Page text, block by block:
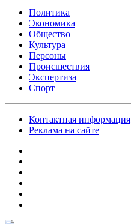
Политика
Экономика
Общество
Культура
Персоны
Происшествия
Экспертиза
Спорт
Контактная информация
Реклама на сайте